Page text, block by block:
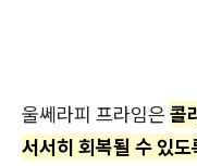
울쎄라피 프라임은 콜
서서히 회복될 수 있